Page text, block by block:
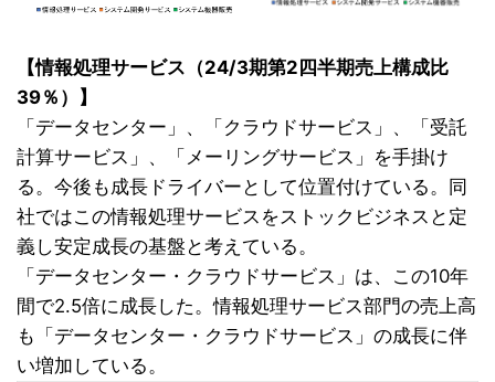
【情報処理サービス（24/3期第2四半期売上構成比
39％）】
「データセンター」、「クラウドサービス」、「受託
計算サービス」、「メーリングサービス」を手掛け
る。今後も成長ドライバーとして位置付けている。同
社ではこの情報処理サービスをストックビジネスと定
義し安定成長の基盤と考えている。
「データセンター・クラウドサービス」は、この10年
間で2.5倍に成長した。情報処理サービス部門の売上高
も「データセンター・クラウドサービス」の成長に伴
い増加している。